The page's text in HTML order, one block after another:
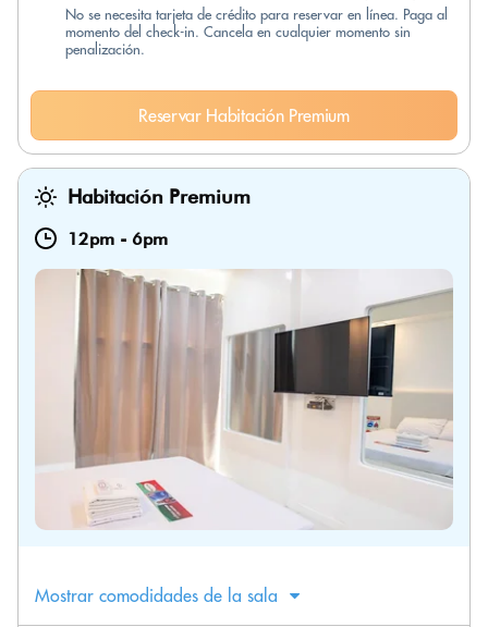
No se necesita tarjeta de crédito para reservar en línea. Paga al
momento del check-in. Cancela en cualquier momento sin
penalización.
Reservar Habitación Premium
Habitación Premium
12pm - 6pm
Mostrar comodidades de la sala